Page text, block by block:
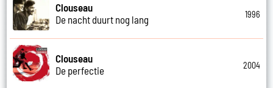
Clouseau
De nacht duurt nog lang
1996
Clouseau
De perfectie
2004